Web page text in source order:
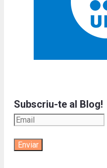
Subscriu-te al Blog!